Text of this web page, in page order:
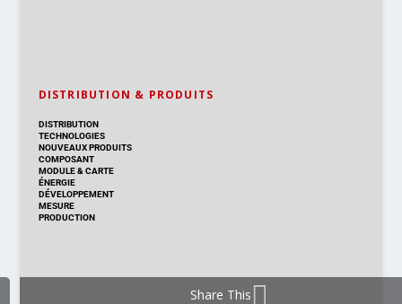
DISTRIBUTION & PRODUITS
DISTRIBUTION
TECHNOLOGIES
NOUVEAUX PRODUITS
COMPOSANT
MODULE & CARTE
ÉNERGIE
DÉVELOPPEMENT
MESURE
PRODUCTION
Share This